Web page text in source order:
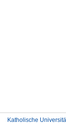
Katholische